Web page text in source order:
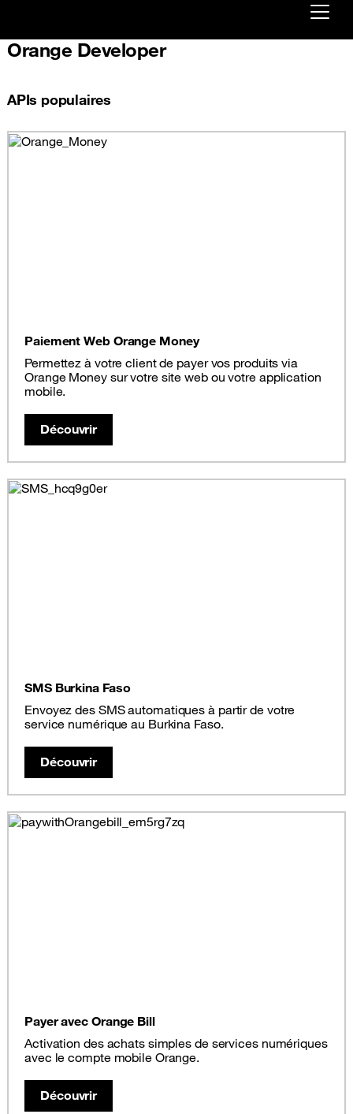
Already customer ?
First visit ?
Orange Developer
APIs populaires
Paiement Web Orange Money
Permettez à votre client de payer vos produits via
Orange Money sur votre site web ou votre application
mobile.
Découvrir
SMS Burkina Faso
Envoyez des SMS automatiques à partir de votre
service numérique au Burkina Faso.
Découvrir
Payer avec Orange Bill
Activation des achats simples de services numériques
avec le compte mobile Orange.
Découvrir